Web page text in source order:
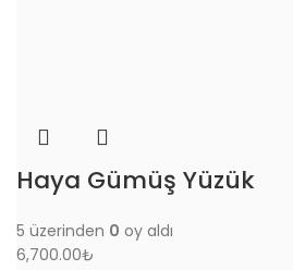
Haya Gümüş Yüzük
5 üzerinden 0 oy aldı
6,700.00₺